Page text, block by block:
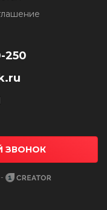
250
ЗВОНОК